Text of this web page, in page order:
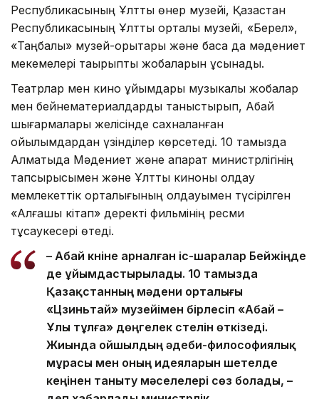
Республикасының Ұлттық өнер музейі, Қазақстан
Республикасының Ұлттық орталық музейі, «Берел»,
«Таңбалы» музей-қорықтары және басқа да мәдениет
мекемелері тақырыптық жобаларын ұсынады.
Театрлар мен кино ұйымдары музыкалық жобалар
мен бейнематериалдарды таныстырып, Абай
шығармалары желісінде сахналанған
қойылымдардан үзінділер көрсетеді. 10 тамызда
Алматыда Мәдениет және ақпарат министрлігінің
тапсырысымен және Ұлттық киноны қолдау
мемлекеттік орталығының қолдауымен түсірілген
«Алғашқы кітап» деректі фильмінің ресми
тұсаукесері өтеді.
– Абай күніне арналған іс-шаралар Бейжіңде
де ұйымдастырылады. 10 тамызда
Қазақстанның мәдени орталығы
«Цзиньтай» музейімен бірлесіп «Абай –
Ұлы тұлға» дөңгелек үстелін өткізеді.
Жиында ойшылдың әдеби-философиялық
мұрасы мен оның идеяларын шетелде
кеңінен таныту мәселелері сөз болады, –